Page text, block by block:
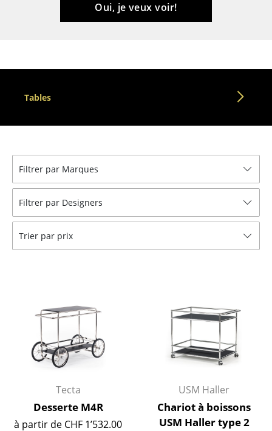
Pièces détachées
... voir tous les sièges
Tables
Tables de repas
Bureaux & Secrétaires
Secrétaires & Tables PC
Tables de conférence et Pupitres
Tables hautes & Pupitres
Tables enfants
Oui, je veux voir!
Tables
Filtrer par Marques
Filtrer par Designers
Trier par prix
Tecta
Desserte M4R
à partir de CHF 1’532.00
USM Haller
Chariot à boissons
USM Haller type 2